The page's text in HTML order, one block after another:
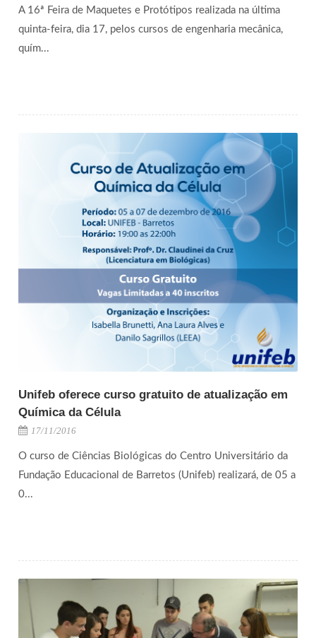
A 16ª Feira de Maquetes e Protótipos realizada na última
quinta-feira, dia 17, pelos cursos de engenharia mecânica,
quím...
Unifeb oferece curso gratuito de atualização em
Química da Célula
17/11/2016
O curso de Ciências Biológicas do Centro Universitário da
Fundação Educacional de Barretos (Unifeb) realizará, de 05 a
0...